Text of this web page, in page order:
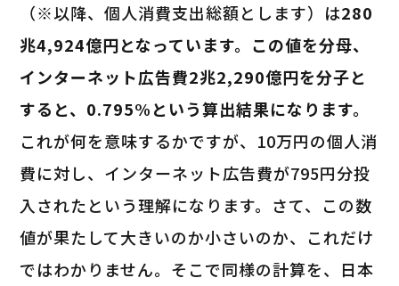
（※以降、個人消費支出総額とします）は280
兆4,924億円となっています。この値を分母、
インターネット広告費2兆2,290億円を分子と
すると、0.795%という算出結果になります。
これが何を意味するかですが、10万円の個人消
費に対し、インターネット広告費が795円分投
入されたという理解になります。さて、この数
値が果たして大きいのか小さいのか、これだけ
ではわかりません。そこで同様の計算を、日本